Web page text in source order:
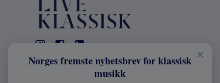
KONTAKT
Live Klassisk: +47 98670803
Norges fremste nyhetsbrev for klassisk
musikk